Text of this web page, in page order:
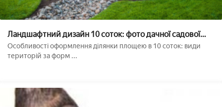
Ландшафтний дизайн 10 соток: фото дачної садової
ділянки, приклади сучасного оформлення дачі своїми
руками, квадратної і прямокутної території
Особливості оформлення ділянки площею в 10 соток: види
територій за форм ...